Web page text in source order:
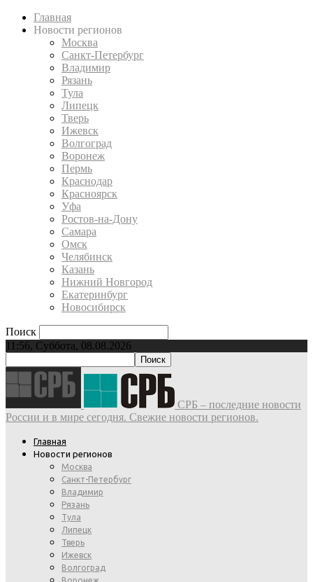
Главная
Новости регионов
Москва
Санкт-Петербург
Владимир
Рязань
Тула
Липецк
Тверь
Ижевск
Волгоград
Воронеж
Пермь
Краснодар
Красноярск
Уфа
Ростов-на-Дону
Самара
Омск
Челябинск
Казань
Нижний Новгород
Екатеринбург
Новосибирск
Поиск
11:56, Суббота, 08.08.2026
СРБ – последние новости
России и в мире сегодня. Свежие новости регионов.
Главная
Новости регионов
Москва
Санкт-Петербург
Владимир
Рязань
Тула
Липецк
Тверь
Ижевск
Волгоград